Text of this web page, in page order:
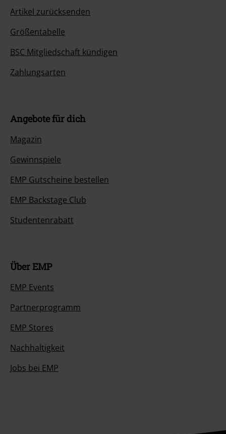
Artikel zurücksenden
Größentabelle
BSC Mitgliedschaft kündigen
Zahlungsarten
Angebote für dich
Magazin
Gewinnspiele
EMP Gutscheine bestellen
EMP Backstage Club
Studentenrabatt
Über EMP
EMP Events
Partnerprogramm
EMP Stores
Nachhaltigkeit
Jobs bei EMP